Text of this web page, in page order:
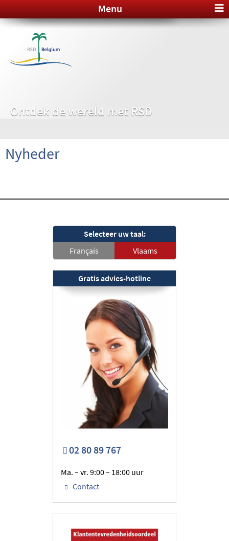
Ontdek de wereld met RSD
Menu
Nyheder
Selecteer uw taal:
Français
Vlaams
Gratis advies-hotline
02 80 89 767
Ma. – vr. 9:00 – 18:00 uur
Contact